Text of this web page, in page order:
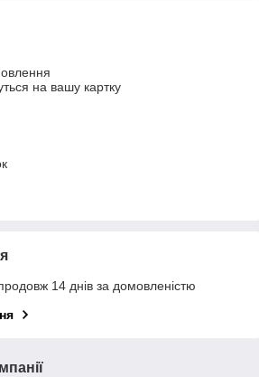
на вашу картку
14 днів за домовленістю